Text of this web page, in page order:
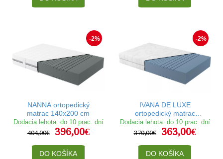
-2%
NANNA ortopedický
matrac 140x200 cm
Dodacia lehota: do 10 prac. dní
404,00€
396,00€
DO KOŠÍKA
-2%
IVANA DE LUXE
ortopedický matrac
140x200 cm
Dodacia lehota: do 10 prac. dní
370,00€
363,00€
DO KOŠÍKA